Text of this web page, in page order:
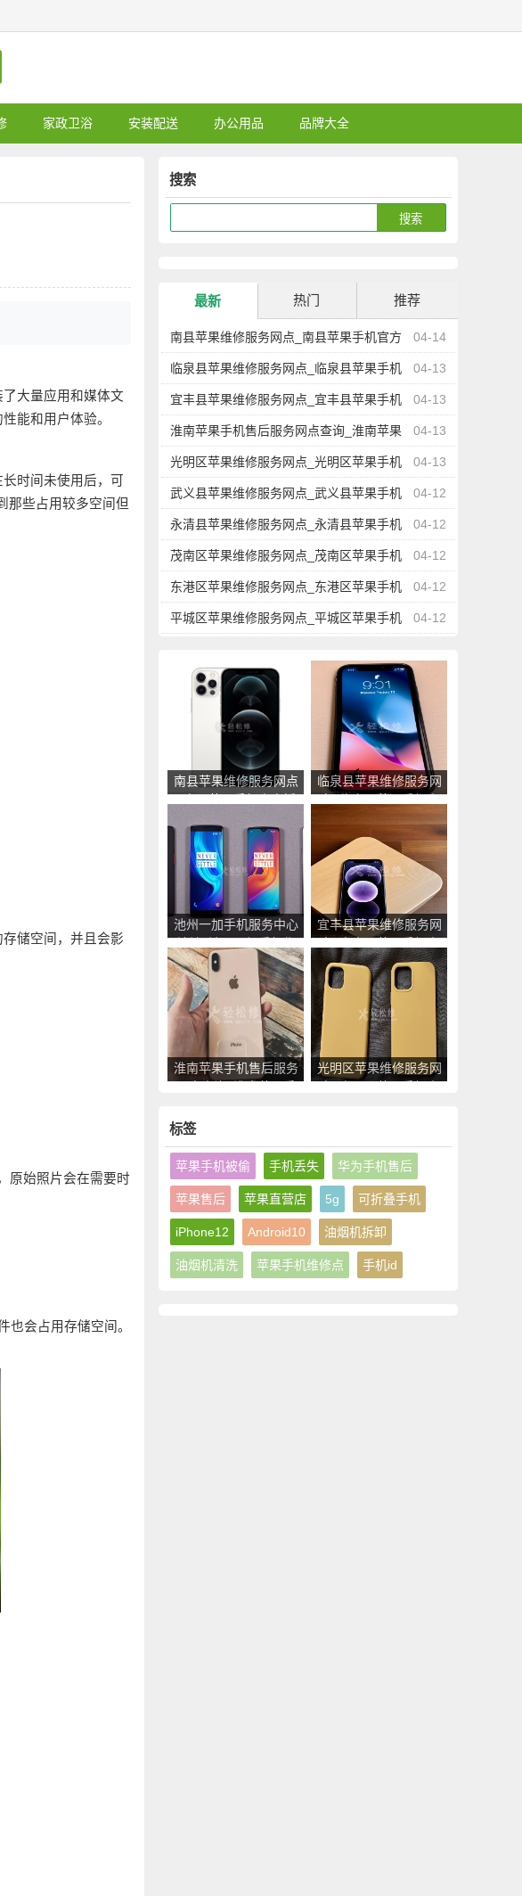
家政卫浴 安装配送 办公用品 品牌大全
大量应用和媒体文
能和用户体验。
时间未使用后，可
那些占用较多空间但
储空间，并且会影
原始照片会在需要时
会占用存储空间。
搜索
最新 热门 推荐
04-14
南县苹果维修服务网点_南县苹果手机官方
授权售后维修中心地址电话 04-13
临泉县苹果维修服务网点_临泉县苹果手机
官方授权售后维修中心地址电话 04-13
宜丰县苹果维修服务网点_宜丰县苹果手机
官方授权售后维修中心地址电话 04-13
淮南苹果手机售后服务网点查询_淮南苹果
手机授权维修中心地址电话 04-13
光明区苹果维修服务网点_光明区苹果手机
官方授权售后维修中心地址电话 04-12
武义县苹果维修服务网点_武义县苹果手机
官方授权售后维修中心地址电话 04-12
永清县苹果维修服务网点_永清县苹果手机
官方授权售后维修中心地址电话 04-12
茂南区苹果维修服务网点_茂南区苹果手机
官方授权售后维修中心地址电话 04-12
东港区苹果维修服务网点_东港区苹果手机
官方授权售后维修中心地址电话 04-12
平城区苹果维修服务网点_平城区苹果手机
南县苹果维修服务网点
_南县苹果手机官方授
临泉县苹果维修服务网
点_临泉县苹果手机官
方授权售后维修中心地
址电话
池州一加手机服务中心
地址_池州一加手机售
后维修点查询
宜丰县苹果维修服务网
点_宜丰县苹果手机官
方授权售后维修中心地
址电话
淮南苹果手机售后服务
网点查询_淮南苹果手
光明区苹果维修服务网
点_光明区苹果手机官
标签
苹果手机被偷 手机丢失 华为手机售后
苹果售后 苹果直营店 5g 可折叠手机
iPhone12 Android10 油烟机拆卸
油烟机清洗 苹果手机维修点 手机id